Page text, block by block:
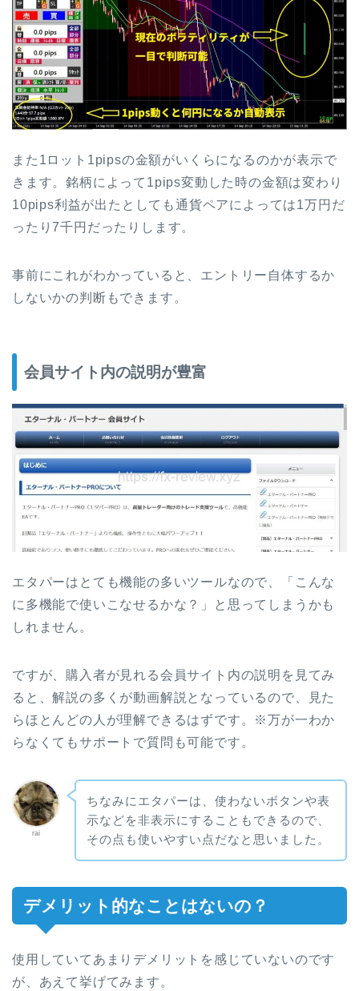
また1ロット1pipsの金額がいくらになるのかが表示で
きます。銘柄によって1pips変動した時の金額は変わり
10pips利益が出たとしても通貨ペアによっては1万円だ
ったり7千円だったりします。
事前にこれがわかっていると、エントリー自体するか
しないかの判断もできます。
会員サイト内の説明が豊富
エタパーはとても機能の多いツールなので、「こんな
に多機能で使いこなせるかな？」と思ってしまうかも
しれません。
ですが、購入者が見れる会員サイト内の説明を見てみ
ると、解説の多くが動画解説となっているので、見た
らほとんどの人が理解できるはずです。※万が一わか
らなくてもサポートで質問も可能です。
rai
ちなみにエタパーは、使わないボタンや表
示などを非表示にすることもできるので、
その点も使いやすい点だなと思いました。
デメリット的なことはないの？
使用していてあまりデメリットを感じていないのです
が、あえて挙げてみます。